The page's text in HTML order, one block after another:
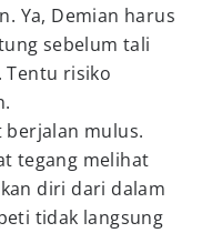
Ya, Demian harus
sebelum tali
risiko
mulus.
tegang melihat
diri dari dalam
tidak langsung